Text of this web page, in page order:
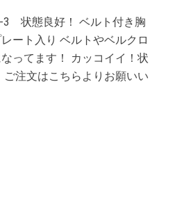
3 状態良好！ ベルト付き胸
ート入り ベルトやベルクロ
ってます！ カッコイイ！状
注文はこちらよりお願いい